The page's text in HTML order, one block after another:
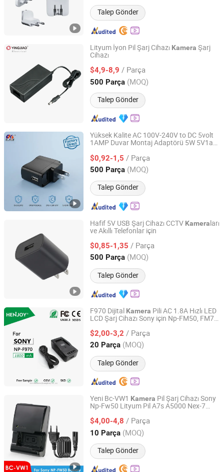
Talep Gönder
Lityum İyon Pil Şarj Cihazı Kamera Şarj
Cihazı
$4,9-8,9 / Parça
500 Parça (MOQ)
Talep Gönder
Ninghai Yingjiao Electrical Co., Ltd.
Zhejiang, China Fiyat 2006
Yüksek Kalite AC 100V-240V to DC 5volt
1AMP Duvar Montaj Adaptörü 5W 5V1a
Telefonlar ve Kamera
$0,92-1,5 / Parça
500 Parça (MOQ)
Talep Gönder
Shantou Chuangkesheng Electronic Technology Co., Ltd
Guangdong, China Fiyat 2025
Hafif 5V USB Şarj Cihazı CCTV Kameraları
ve Akıllı Telefonlar için
$0,85-1,35 / Parça
500 Parça (MOQ)
Talep Gönder
Shenzhen Langbo Technology Co., Ltd.
Guangdong, China Fiyat 2024
F970 Dijital Kamera Pili AC 1.8A Hızlı LED
LCD Şarj Cihazı Sony için Np-FM50, FM70,
FM91, F550, F570, F750, F770, F960,
F980, F990
$2,00-3,2 / Parça
20 Parça (MOQ)
Talep Gönder
K-on Electronic (Guangzhou) Co., Ltd.
Guangdong, China Fiyat 2018
Yeni Bc-VW1 Kamera Pil Şarj Cihazı Sony
Np-Fw50 Lityum Pil A7s A5000 Nex-7
Kamera
$4,00-4,8 / Parça
10 Parça (MOQ)
Talep Gönder
Guangzhou Rontto Trading Co., Ltd
Guangdong, China Fiyat 2025